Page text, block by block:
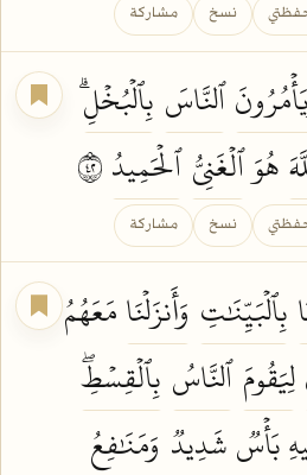
نسخ مشاركة
ٱلنَّاسَ بِٱلۡبُخۡلِۗ
هُوَٱلۡغَنِيُّ ٱلۡحَمِيدُ
نسخ مشاركة
بِٱلۡبَيِّنَٰتِ وَأَنزَلۡنَامَعَهُمُ
لِيَقُومَ ٱلنَّاسُ بِٱلۡقِسۡطِۖ
بَأۡسٞشَدِيدٞ وَمَنَٰفِعُ